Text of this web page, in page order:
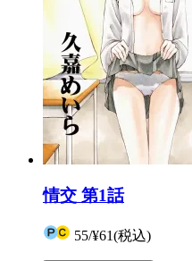
情交 第1話
55/¥61(税込)